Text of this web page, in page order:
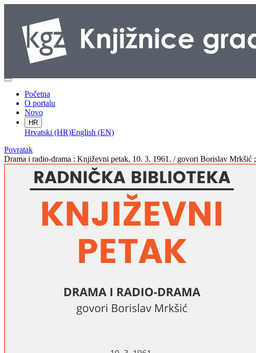
Početna
O portalu
Novo
HR
Hrvatski (HR)English (EN)
Povratak
Drama i radio-drama : Književni petak, 10. 3. 1961. / govori Borislav Mrkšić